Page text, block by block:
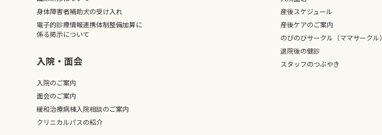
身体障害者補助犬の受け入れ
電子的診療情報連携体制整備加算に
係る掲示について
入院・面会
入院のご案内
面会のご案内
緩和治療病棟入院相談のご案内
クリニカルパスの紹介
産後スケジュール
産後ケアのご案内
のびのびサークル（ママサークル）
退院後の健診
スタッフのつぶやき